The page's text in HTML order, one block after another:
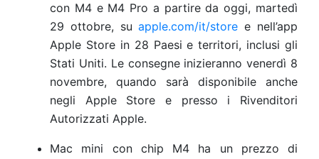
con M4 e M4 Pro a partire da oggi, martedì
29 ottobre, su apple.com/it/store e nell’app
Apple Store in 28 Paesi e territori, inclusi gli
Stati Uniti. Le consegne inizieranno venerdì 8
novembre, quando sarà disponibile anche
negli Apple Store e presso i Rivenditori
Autorizzati Apple.
Mac mini con chip M4 ha un prezzo di